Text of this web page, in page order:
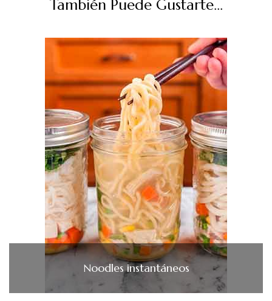
También Puede Gustarte...
Noodles instantáneos